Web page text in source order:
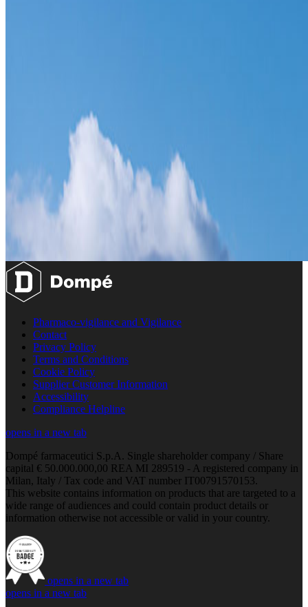
Pharmaco-vigilance and Vigilance
Contact
Privacy Policy
Terms and Conditions
Cookie Policy
Supplier Customer Information
Accessibility
Compliance Helpline
opens in a new tab
Dompé farmaceutici S.p.A. Single shareholder company / Share
capital € 50.000.000,00 REA MI 289519 - A registered company in
Milan, Italy / Tax code and VAT number IT00791570153.
This website contains information on products that are targeted to a
wide range of audiences and could contain product details or
information otherwise not accessible or valid in your country.
opens in a new tab
opens in a new tab